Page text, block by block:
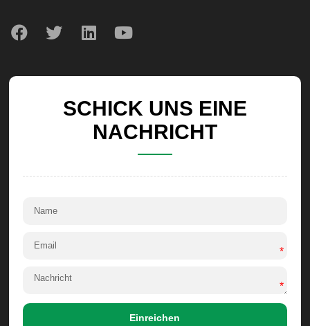
SCHICK UNS EINE
NACHRICHT
*
*
Einreichen